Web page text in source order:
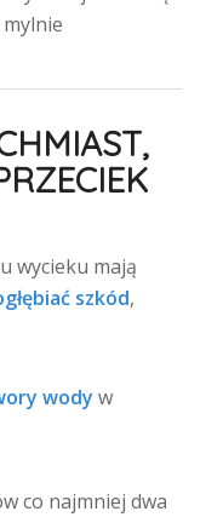
wycieku mają
szkód,
wody w
co najmniej dwa